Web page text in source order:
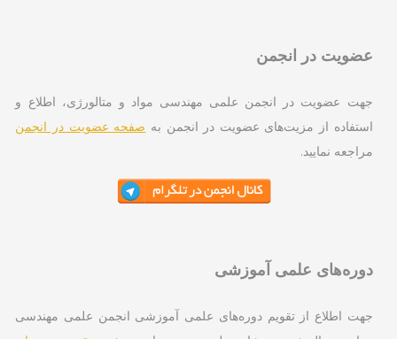
در انجمن
عضویت در انجمن علمی مهندسی مواد و متالورژی، اطلاع و
از مزیت‌های عضویت در انجمن بهصفحه عضویت در انجمن
نمایید.
علمی آموزشی
اطلاع از تقویم دوره‌های علمی آموزشی انجمن علمی مهندسی